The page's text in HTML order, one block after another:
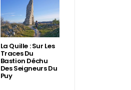
La Quille : Sur Les
Traces Du
Bastion Déchu
Des Seigneurs Du
Puy